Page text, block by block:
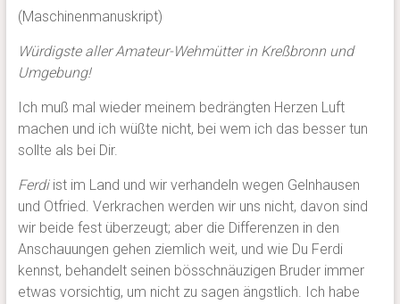
(Maschinenmanuskript)
Würdigste aller Amateur-Wehmütter in Kreßbronn und
Umgebung!
Ich muß mal wieder meinem bedrängten Herzen Luft
machen und ich wüßte nicht, bei wem ich das besser tun
sollte als bei Dir.
Ferdiist im Land und wir verhandeln wegen Gelnhausen
und Otfried. Verkrachen werden wir uns nicht, davon sind
wir beide fest überzeugt; aber die Differenzen in den
Anschauungen gehen ziemlich weit, und wie Du Ferdi
kennst, behandelt seinen bösschnäuzigen Bruder immer
etwas vorsichtig, um nicht zu sagen ängstlich. Ich habe